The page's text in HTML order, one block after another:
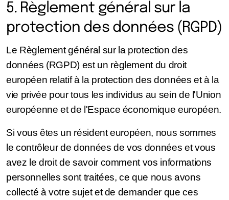
5. Règlement général sur la
protection des données (RGPD)
Le Règlement général sur la protection des
données (RGPD) est un règlement du droit
européen relatif à la protection des données et à la
vie privée pour tous les individus au sein de l'Union
européenne et de l'Espace économique européen.
Si vous êtes un résident européen, nous sommes
le contrôleur de données de vos données et vous
avez le droit de savoir comment vos informations
personnelles sont traitées, ce que nous avons
collecté à votre sujet et de demander que ces